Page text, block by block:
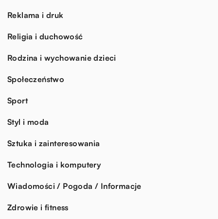
Reklama i druk
Religia i duchowość
Rodzina i wychowanie dzieci
Społeczeństwo
Sport
Styl i moda
Sztuka i zainteresowania
Technologia i komputery
Wiadomości / Pogoda / Informacje
Zdrowie i fitness